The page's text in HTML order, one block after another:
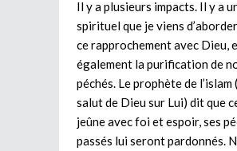
Il y a plusieurs impacts. Il y a
spirituel que je viens
ce rapprochement avec Dieu,
également la purification de
péchés. Le prophète de l’islam
salut de Dieu sur Lui) dit que
jeûne avec foi et espoir, ses
passés lui seront pardonnés.